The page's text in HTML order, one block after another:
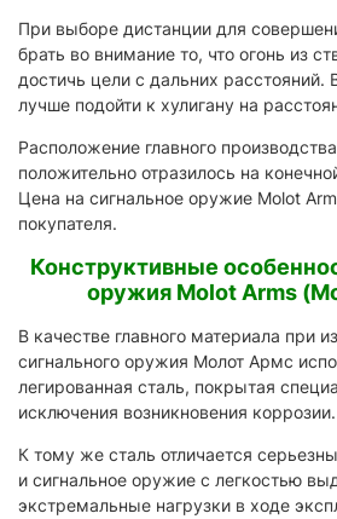
При выборе дистанции для
брать во внимание то, что огонь из
достичь цели с дальних расстояний.
лучше подойти к хулигану на
Расположение главного
положительно отразилось на
Цена на сигнальное оружие Molot
покупателя.
Конструктивные
оружия Molot Arms
В качестве главного материала при
сигнального оружия Молот Армс
легированная сталь, покрытая
исключения возникновения коррозии.
К тому же сталь отличается
и сигнальное оружие с легкостью
экстремальные нагрузки в ходе